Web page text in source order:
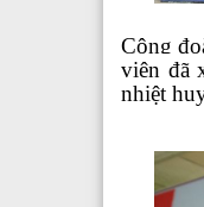
Công
viện đã
nhiệt